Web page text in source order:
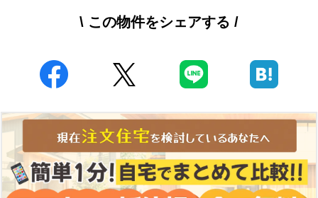
\ この物件をシェアする /